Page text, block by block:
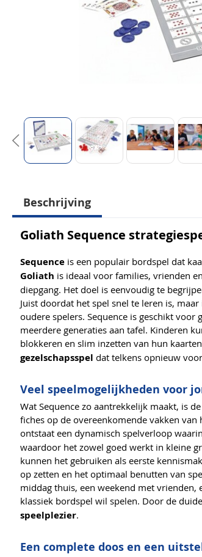
Beschrijving
Goliath Sequence
Sequence is een populair bordspel dat
Goliath is ideaal voor families, vrienden
diepgang. Het doel is eenvoudig te
Juist doordat het spel snel te leren is,
oudere spelers. Sequence is geschikt
meerdere generaties aan tafel. Kinderen
blokkeren en slim inzetten van hun
gezelschapsspel dat telkens opnieuw
Veel speelmogelijkheden voor
Wat Sequence zo aantrekkelijk maakt, is
fiches op de overeenkomende vakken
ontstaat een dynamisch spelverloop
waardoor het zowel goed werkt in kleine
kunnen het gebruiken als eerste
op zetten en het optimaal benutten van
middag thuis, een weekend met
klassiek bordspel wil spelen. Door de
speelplezier.
Een complete doos en een